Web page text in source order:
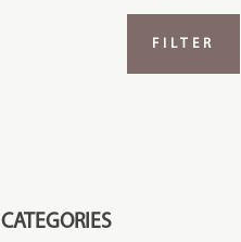
FILTER
CATEGORIES